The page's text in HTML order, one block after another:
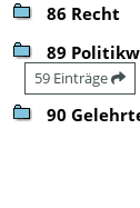
86 Recht
89
59 Einträge
90